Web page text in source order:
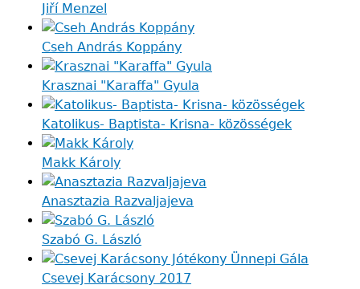
Jiří Menzel
Cseh András Koppány
Krasznai "Karaffa" Gyula
Katolikus- Baptista- Krisna- közösségek
Makk Károly
Anasztazia Razvaljajeva
Szabó G. László
Csevej Karácsony 2017